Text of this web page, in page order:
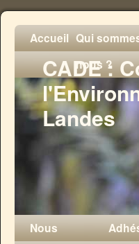
CADE :
Landes
Accueil Qui
nous ?
Nous